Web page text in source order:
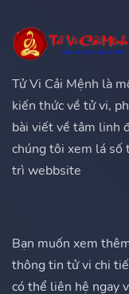
Tử Vi Cải Mệnh là
kiến thức về tử vi,
bài viết về tâm linh
chúng tôi xem lá số
trì webbsite
Bạn muốn xem
thông tin tử vi chi
có thể liên hệ ngay